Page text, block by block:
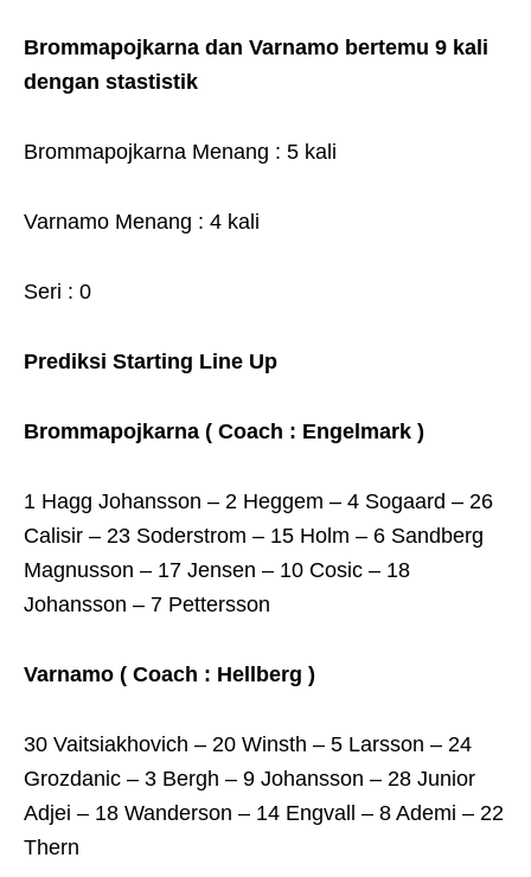
Brommapojkarna dan Varnamo bertemu 9 kali
dengan stastistik
Brommapojkarna Menang : 5 kali
Varnamo Menang : 4 kali
Seri : 0
Prediksi Starting Line Up
Brommapojkarna ( Coach : Engelmark )
1 Hagg Johansson – 2 Heggem – 4 Sogaard – 26
Calisir – 23 Soderstrom – 15 Holm – 6 Sandberg
Magnusson – 17 Jensen – 10 Cosic – 18
Johansson – 7 Pettersson
Varnamo ( Coach : Hellberg )
30 Vaitsiakhovich – 20 Winsth – 5 Larsson – 24
Grozdanic – 3 Bergh – 9 Johansson – 28 Junior
Adjei – 18 Wanderson – 14 Engvall – 8 Ademi – 22
Thern